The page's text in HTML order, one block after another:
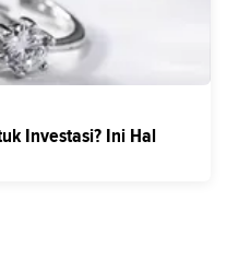
Investasi? Ini Hal